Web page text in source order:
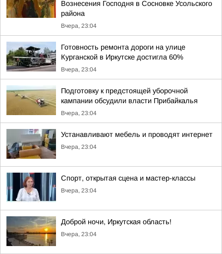
Вознесения Господня в Сосновке Усольского
района
Вчера, 23:04
Готовность ремонта дороги на улице
Курганской в Иркутске достигла 60%
Вчера, 23:04
Подготовку к предстоящей уборочной
кампании обсудили власти Прибайкалья
Вчера, 23:04
Устанавливают мебель и проводят интернет
Вчера, 23:04
Спорт, открытая сцена и мастер-классы
Вчера, 23:04
Доброй ночи, Иркутская область!
Вчера, 23:04